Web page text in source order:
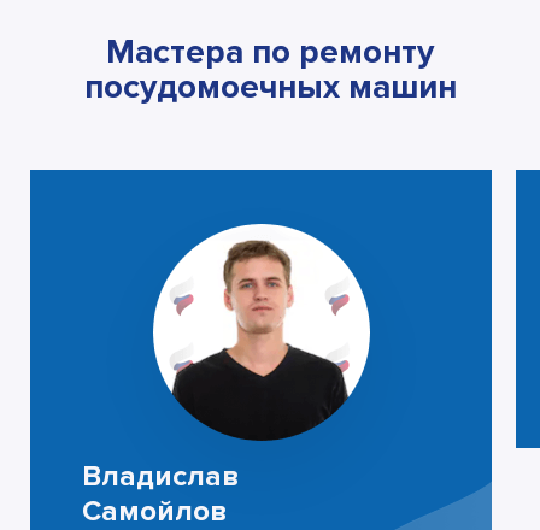
Мастера по ремонту
посудомоечных машин
Владислав
Самойлов